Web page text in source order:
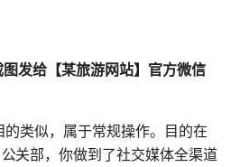
图发给【某旅游网站】官方微信
类似，属于常规操作。目的在
关部，你做到了社交媒体全渠道